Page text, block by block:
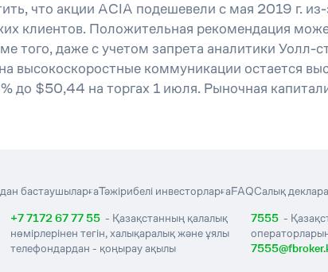
что акции ACIA подешевели с мая 2019 г.
клиентов. Положительная рекомендация
того, даже с учетом запрета аналитики Уолл-
высокоскоростные коммуникации остается
до $50,44 на торгах 1 июля. Рыночная
бастаушыларғаТәжірибелі инвесторларғаFAQСалық
+7 7172 67 77 55 - Қазақстанның қалалық
нөмірлерінен тегін, халықаралық және ұялы
телефондардан - қоңырау ақылы
7555 -